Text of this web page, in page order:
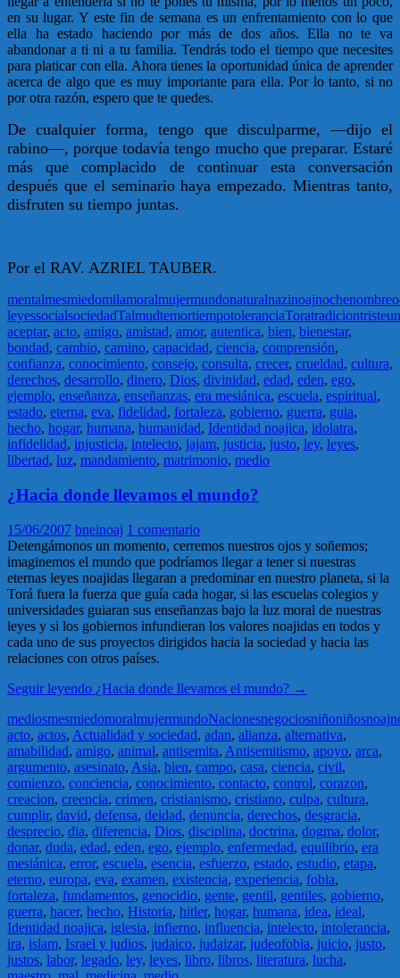
en su lugar. Y este fin de semana es un enfrentamiento con lo que
ella ha estado haciendo por más de dos años. Ella no te va
abandonar a ti ni a tu familia. Tendrás todo el tiempo que necesites
para platicar con ella. Ahora tienes la oportunidad única de aprender
acerca de algo que es muy importante para ella. Por lo tanto, si no
por otra razón, espero que te quedes.
De cualquier forma, tengo que disculparme, —dijo el
rabino—, porque todavía tengo mucho que preparar. Estaré
más que complacido de continuar esta conversación
después que el seminario haya empezado. Mientras tanto,
disfruten su tiempo juntas.
Por el RAV. AZRIEL TAUBER.
mentalmesmiedomilamoralmujermundonaturalnazinoajnochenombre
leyessocialsociedadTalmudtemortiempotoleranciaToratradiciontriste
aceptar, acto, amigo, amistad, amor, autentica, bien, bienestar,
bondad, cambio, camino, capacidad, ciencia, comprensión,
confianza, conocimiento, consejo, consulta, crecer, crueldad, cultura,
derechos, desarrollo, dinero, Dios, divinidad, edad, eden, ego,
ejemplo, enseñanza, enseñanzas, era mesiánica, escuela, espiritual,
estado, eterna, eva, fidelidad, fortaleza, gobierno, guerra, guia,
hecho, hogar, humana, humanidad, Identidad noajica, idolatra,
infidelidad, injusticia, intelecto, jajam, justicia, justo, ley, leyes,
libertad, luz, mandamiento, matrimonio, medio
¿Hacia donde llevamos el mundo?
15/06/2007 bneinoaj 1 comentario
Detengámonos un momento, cerremos nuestros ojos y soñemos;
imaginemos el mundo que podrí­­amos llegar a tener si nuestras
eternas leyes noajidas llegaran a predominar en nuestro planeta, si la
Torá fuera la fuerza que guí­­a cada hogar, si las escuelas colegios y
universidades guiaran sus enseñanzas bajo la luz moral de nuestras
leyes y si los gobiernos infundieran los valores noajidas en todos y
cada uno de sus proyectos dirigidos hacia la sociedad y hacia las
relaciones con otros paí­­ses.
Seguir leyendo ¿Hacia donde llevamos el mundo? →
mediosmesmiedomoralmujermundoNacionesnegociosniñoniñosnoaj
acto, actos, Actualidad y sociedad, adan, alianza, alternativa,
amabilidad, amigo, animal, antisemita, Antisemitismo, apoyo, arca,
argumento, asesinato, Asia, bien, campo, casa, ciencia, civil,
comienzo, conciencia, conocimiento, contacto, control, corazon,
creacion, creencia, crimen, cristianismo, cristiano, culpa, cultura,
cumplir, david, defensa, deidad, denuncia, derechos, desgracia,
desprecio, dia, diferencia, Dios, disciplina, doctrina, dogma, dolor,
donar, duda, edad, eden, ego, ejemplo, enfermedad, equilibrio, era
mesiánica, error, escuela, esencia, esfuerzo, estado, estudio, etapa,
eterno, europa, eva, examen, existencia, experiencia, fobia,
fortaleza, fundamentos, genocidio, gente, gentil, gentiles, gobierno,
guerra, hacer, hecho, Historia, hitler, hogar, humana, idea, ideal,
Identidad noajica, iglesia, infierno, influencia, intelecto, intolerancia,
ira, islam, Israel y judios, judaico, judaizar, judeofobia, juicio, justo,
justos, labor, legado, ley, leyes, libro, libros, literatura, lucha,